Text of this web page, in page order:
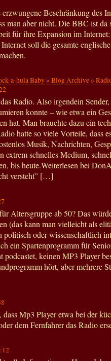
Beschränkung des
man aber nicht. Die BBC ist da
für ihre Expansion im
soll die gesamte
a-hula Baby » Blog Archive »
Radio. Also irgendein Sender,
konnte – wie etwa ein
hat. Man brauchte dazu ein
hatte so viele Vorteile, dass
Musik, Nachrichten,
extrem schnelles Medium,
bis heute.Weiterlesen bei
versteht” […]
Altersgruppe ab 50? Das
(das kann man vielleicht als
politisch oder wissenschaftlich
ein Spartenprogramm für
podcastet, keinen MP3 Player
hört, aber mehrere
Mp3 Player etwa bei der
dem Fernfahrer das Radio